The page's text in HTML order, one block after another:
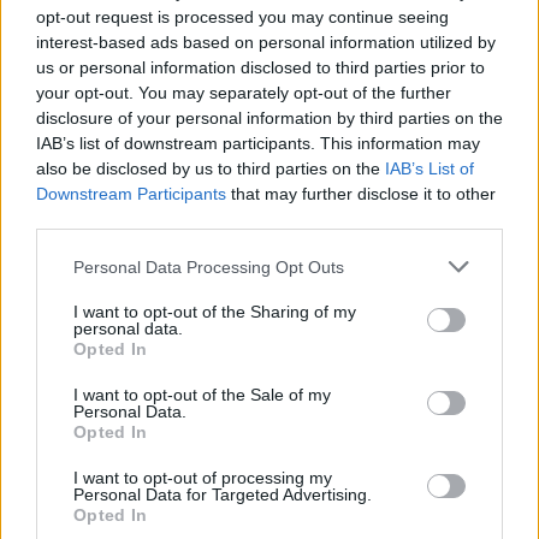
opt-out request is processed you may continue seeing
interest-based ads based on personal information utilized by
us or personal information disclosed to third parties prior to
your opt-out. You may separately opt-out of the further
disclosure of your personal information by third parties on the
IAB’s list of downstream participants. This information may
also be disclosed by us to third parties on the IAB’s List of
Downstream Participants that may further disclose it to other
Personal Data Processing Opt Outs
I want to opt-out of the Sharing of my
personal data.
Opted In
I want to opt-out of the Sale of my
Personal Data.
Opted In
I want to opt-out of processing my
Personal Data for Targeted Advertising.
Opted In
nepredvídateľní a komunikácia s nimi nie je vždy jednoduchá.
Žiarivoružová farbaje symbolom koketnosti a hravosti. Pre
zrelší vek sa však odporúčajú jemnejšie odtienesymbolizujúce
ženskosť. Majú upokojujúci účinok a znižujú mieru agresie.
Ľudia, ktorí milujú ružovú, sú podľa psychológov romantickí,
optimistickí a preferujú vlastné pohodlie.
Červená, žltá a oranžová vás spravia neprehliadnuteľnou
Červená
farbou vášne a sily
. Je namieste obliecť sa do jej
zapôsobiť. Ľudia majú tendenciu spájať živé farby s energiou,
pohybom a vzrušením, aj preto pôsobí červená farba na
jasní, ľahko čitateľní, občas i do seba zahľadení a neraz
podliehajú závislosti.
zvyšuje produkciu serotonínu v mozgu, urýchľuje
metabolizmus a zlepšuje náladu. Súčasne zvyšuje koncentráciu